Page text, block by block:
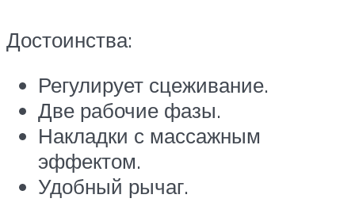
Достоинства:
Регулирует сцеживание.
Две рабочие фазы.
Накладки с массажным
эффектом.
Удобный рычаг.